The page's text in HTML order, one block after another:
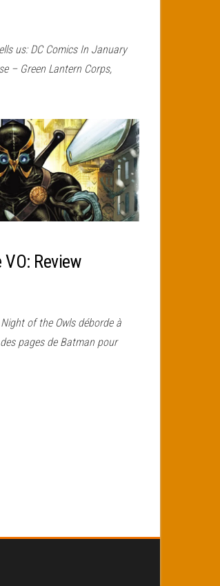
us: DC Comics In January
– Green Lantern Corps,
Review
of the Owls déborde à
pages de Batman pour